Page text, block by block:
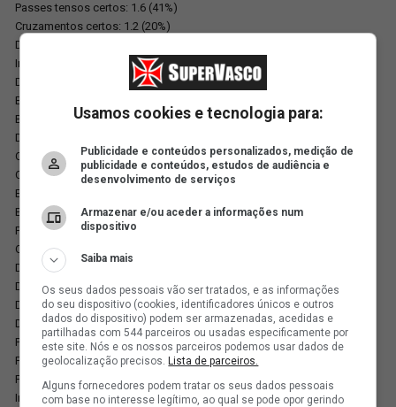
Passes tensos certos: 1.6 (41%)
Cruzamentos certos: 1.2 (20%)
Defendendo
Interceptações: 0.2
Desarmes por jogo: 1.2
Bolas recuperadas no ataque: 0.6
Bolas recuperadas por jogo: 3.8
Driblado por jogo: 0.7
Cortes por jogo: 0.4
Chutes bloqueados por jogo: 0.1
Erros que levaram à finalização: 0
Erros que levaram ao gol: 0
Pênaltis cometidos: 0
Outros (por partida)
Dribles certos: 0.9 (47%)
Disputas de bola vencidas: 4.1 (47%)
Duelos ganhos pelo chão: 4.1 (51%)
Duelos aéreos ganhos: 0.0
Perda da posse de bola: 14.3
Faltas por jogo: 1.5
Faltas sofridas: 2.1
Impedimentos: 0.06
Usamos cookies e tecnologia para:
Publicidade e conteúdos personalizados, medição de
publicidade e conteúdos, estudos de audiência e
desenvolvimento de serviços
Armazenar e/ou aceder a informações num
dispositivo
Saiba mais
Os seus dados pessoais vão ser tratados, e as informações
do seu dispositivo (cookies, identificadores únicos e outros
dados do dispositivo) podem ser armazenadas, acedidas e
partilhadas com 544 parceiros ou usadas especificamente por
este site. Nós e os nossos parceiros podemos usar dados de
geolocalização precisos. Lista de parceiros.
Alguns fornecedores podem tratar os seus dados pessoais
com base no interesse legítimo, ao qual se pode opor gerindo